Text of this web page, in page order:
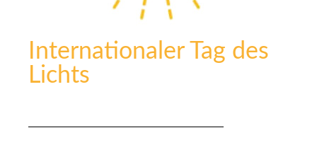
Internationaler Tag des
Lichts